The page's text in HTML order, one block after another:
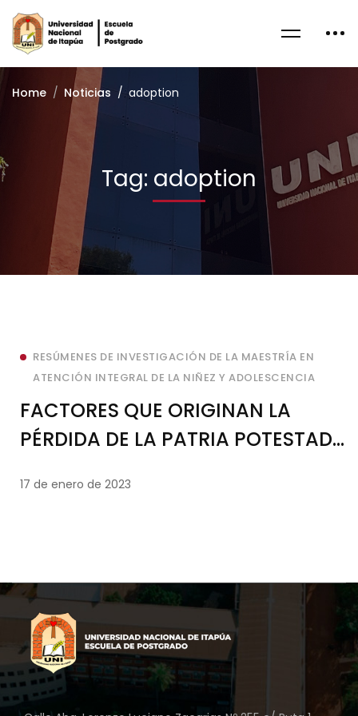
Home Noticias adoption
Tag: adoption
RESÚMENES DE INVESTIGACIÓN DE LA MAESTRÍA EN
ATENCIÓN INTEGRAL DE LA NIÑEZ Y ADOLESCENCIA
FACTORES QUE ORIGINAN LA
PÉRDIDA DE LA PATRIA POTESTAD
TRAMITADAS ANTE EL JUZGADO
JUDICIAL. AÑOS 2018-2019
17 de enero de 2023